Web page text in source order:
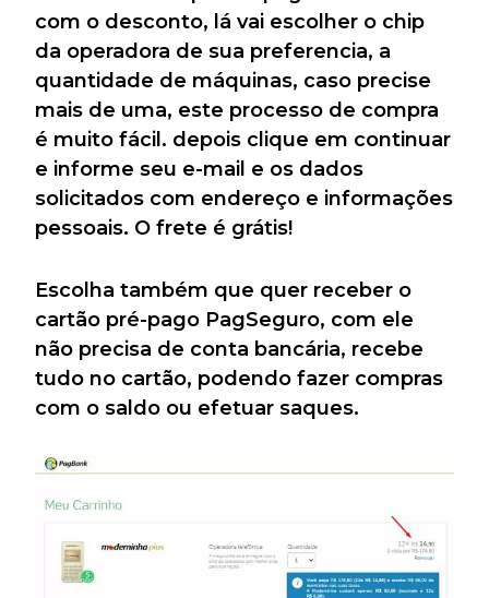
com o desconto, lá vai escolher o chip
da operadora de sua preferencia, a
quantidade de máquinas, caso precise
mais de uma, este processo de compra
é muito fácil. depois clique em continuar
e informe seu e-mail e os dados
solicitados com endereço e informações
pessoais. O frete é grátis!
Escolha também que quer receber o
cartão pré-pago PagSeguro, com ele
não precisa de conta bancária, recebe
tudo no cartão, podendo fazer compras
com o saldo ou efetuar saques.